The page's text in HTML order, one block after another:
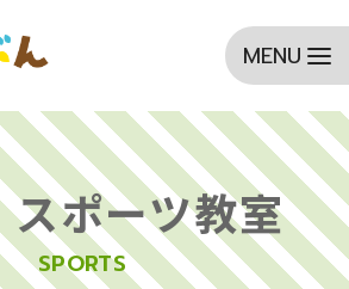
ポーツ教室
SPORTS